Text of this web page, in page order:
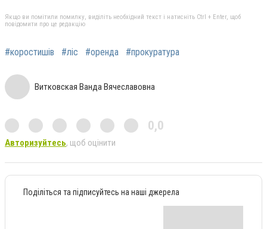
Якщо ви помітили помилку, виділіть необхідний текст і натисніть Ctrl + Enter, щоб
повідомити про це редакцію
#коростишів #ліс #оренда #прокуратура
Витковская Ванда Вячеславовна
0,0
Авторизуйтесь, щоб оцінити
Поділіться та підписуйтесь на наші джерела